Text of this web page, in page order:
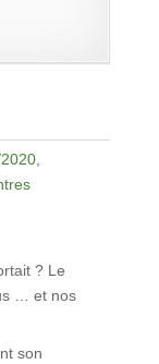
,
? Le
… et nos
son